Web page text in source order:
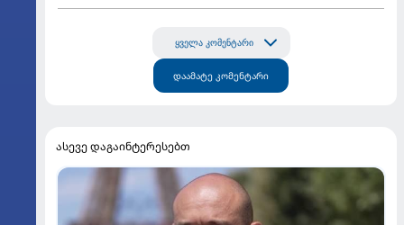
ყველა კომენტარი
დაამატე კომენტარი
ასევე დაგაინტერესებთ